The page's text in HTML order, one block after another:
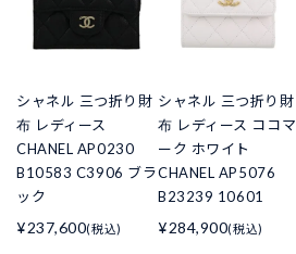
シャネル 三つ折り財
布 レディース
CHANEL AP0230
B10583 C3906 ブラ
ック
¥237,600(税込)
シャネル 三つ折り財
布 レディース ココマ
ーク ホワイト
CHANEL AP5076
B23239 10601
¥284,900(税込)